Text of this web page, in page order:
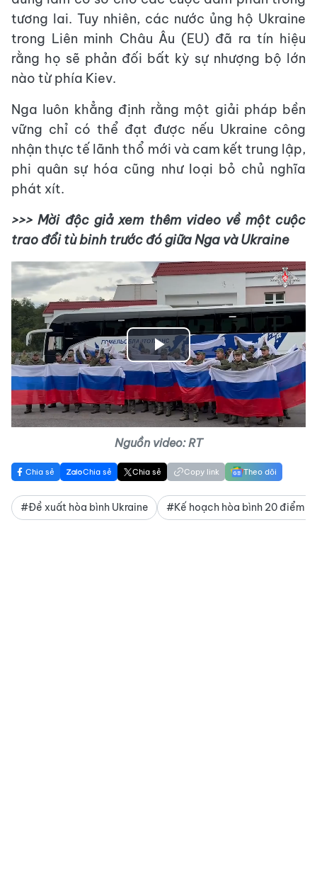
tương lai. Tuy nhiên, các nước ủng hộ Ukraine
trong Liên minh Châu Âu (EU) đã ra tín hiệu
rằng họ sẽ phản đối bất kỳ sự nhượng bộ lớn
nào từ phía Kiev.
Nga luôn khẳng định rằng một giải pháp bền
vững chỉ có thể đạt được nếu Ukraine công
nhận thực tế lãnh thổ mới và cam kết trung lập,
phi quân sự hóa cũng như loại bỏ chủ nghĩa
phát xít.
>>> Mời độc giả xem thêm video về một cuộc
trao đổi tù binh trước đó giữa Nga và Ukraine
Play
Video
Nguồn video: RT
Chia sẻ Chia sẻ Chia sẻ Copy link Theo dõi
#Đề xuất hòa bình Ukraine #Kế hoạch hòa bình 20 điểm